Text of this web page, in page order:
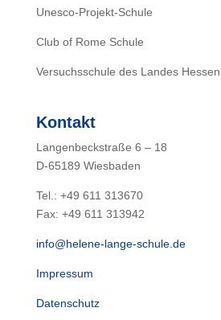
Unesco-Projekt-Schule
Club of Rome Schule
Versuchsschule des Landes Hessen
Kontakt
Langenbeckstraße 6 – 18
D-65189 Wiesbaden
Tel.: +49 611 313670
Fax: +49 611 313942
info@helene-lange-schule.de
Impressum
Datenschutz